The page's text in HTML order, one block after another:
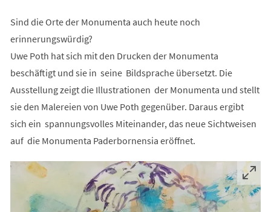
Sind die Orte der Monumenta auch heute noch
erinnerungswürdig?
Uwe Poth hat sich mit den Drucken der Monumenta
beschäftigt und sie in seine Bildsprache übersetzt. Die
Ausstellung zeigt die Illustrationen der Monumenta und stellt
sie den Malereien von Uwe Poth gegenüber. Daraus ergibt
sich ein spannungsvolles Miteinander, das neue Sichtweisen
auf die Monumenta Paderbornensia eröffnet.